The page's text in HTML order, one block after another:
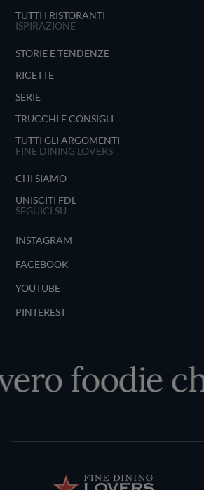
TUTTI I RISTORANTI
ISPIRAZIONE
STORIE E TENDENZE
RICETTE
SERIE
TRUCCHI E CONSIGLI
TUTTI GLI ARGOMENTI
FINE DINING LOVERS
CHI SIAMO
UNISCITI FDL
SEGUICI SU
INSTAGRAM
FACEBOOK
YOUTUBE
PINTEREST
foodie